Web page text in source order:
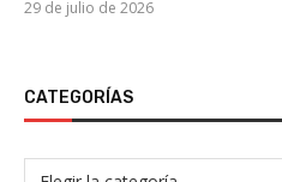
29 de julio de 2026
CATEGORÍAS